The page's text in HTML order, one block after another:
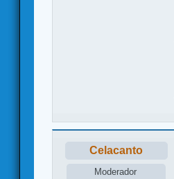
Celacanto
Moderador